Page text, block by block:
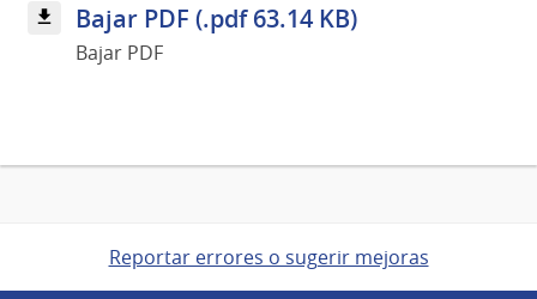
Bajar PDF (.pdf 63.14 KB)
Bajar PDF
Reportar errores o sugerir mejoras